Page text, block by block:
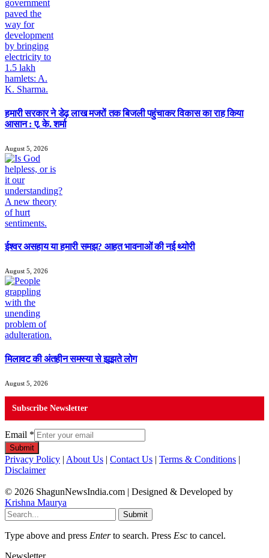
हमारी सरकार ने डेढ़ लाख मजरों तक बिजली पहुंचाकर विकास का राह किया
आसान : ए. के. शर्मा
August 5, 2026
ईश्वर असहाय या हमारी समझ? आहत भावनाओं की नई थ्योरी
August 5, 2026
मिलावट की अंतहीन समस्या से झूझते लोग
August 5, 2026
Subscribe Newsletter
Email *
Submit
Privacy Policy | About Us | Contact Us | Terms & Conditions |
Disclaimer
© 2026 ShagunNewsIndia.com | Designed & Developed by
Krishna Maurya
Submit
Type above and press Enterto search. Press Esc to cancel.
Newsletter